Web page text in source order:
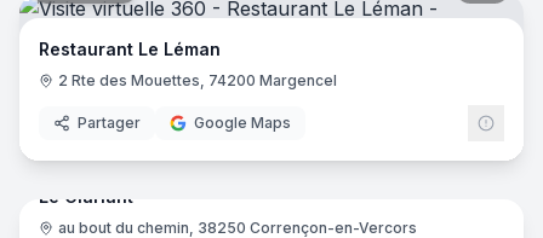
Restaurant Le Léman
2 Rte des Mouettes, 74200 Margencel
Partager Google Maps
21
Le Clariant
au bout du chemin, 38250 Corrençon-en-Vercors